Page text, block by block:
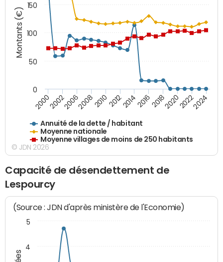
Montants (€)
Annuité de la dette / habitant
Moyenne nationale
Moyenne villages de moins de 250 habitants
200020022006200820102012201420162018202020222024
0
50
100
150
© JDN 2026
Capacité de désendettement de
Lespourcy
(Source : JDN d'après ministère de l'Economie)
4
5